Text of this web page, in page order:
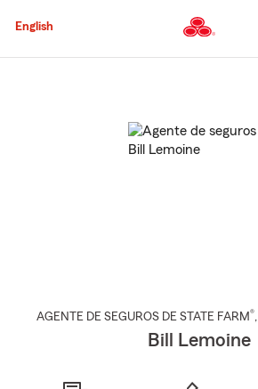
al
principal
English
AGENTE DE SEGUROS DE STATE FARM®,
Bill Lemoine